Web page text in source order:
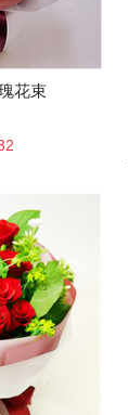
花束